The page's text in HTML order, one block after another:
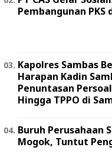
Pembangunan PKS
Kapolres Sambas
Harapan Kadin
Penuntasan
Hingga TPPO di
Buruh Perusahaan
Mogok, Tuntut